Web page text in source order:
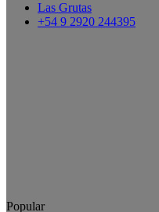
Las Grutas
+54 9 2920 244395
Popular